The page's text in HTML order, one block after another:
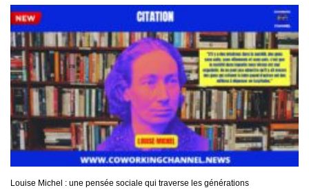
Louise Michel : une pensée sociale qui traverse les générations